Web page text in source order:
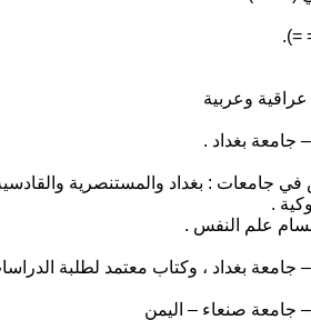
وعربية
بغداد .
جامعات : بغداد والمستنصرية
علم النفس .
بغداد ، وكتاب معتمد لطلبة
صنعاء – اليمن